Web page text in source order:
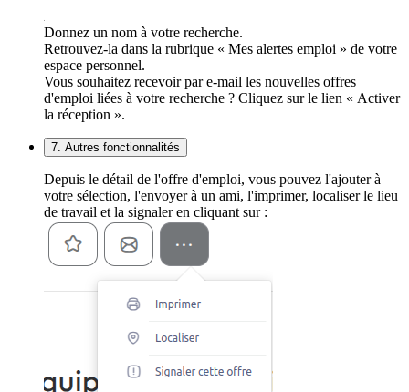
Donnez un nom à votre recherche.
Retrouvez-la dans la rubrique « Mes alertes emploi » de votre
espace personnel.
Vous souhaitez recevoir par e-mail les nouvelles offres
d'emploi liées à votre recherche ? Cliquez sur le lien « Activer
la réception ».
7. Autres fonctionnalités
Depuis le détail de l'offre d'emploi, vous pouvez l'ajouter à
votre sélection, l'envoyer à un ami, l'imprimer, localiser le lieu
de travail et la signaler en cliquant sur :